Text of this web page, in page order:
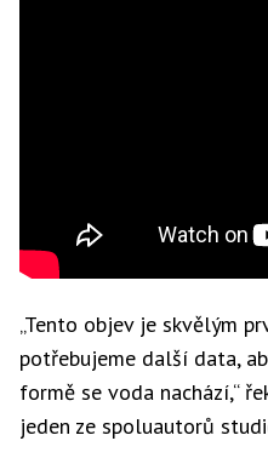
„Tento objev je skvělým
potřebujeme další data,
formě se voda nachází,“
jeden ze spoluautorů